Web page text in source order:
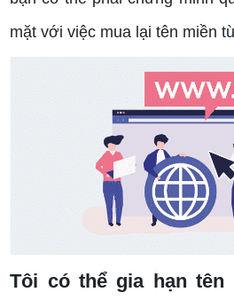
mặt với việc mua lại tên miền
Tôi có thể gia hạn